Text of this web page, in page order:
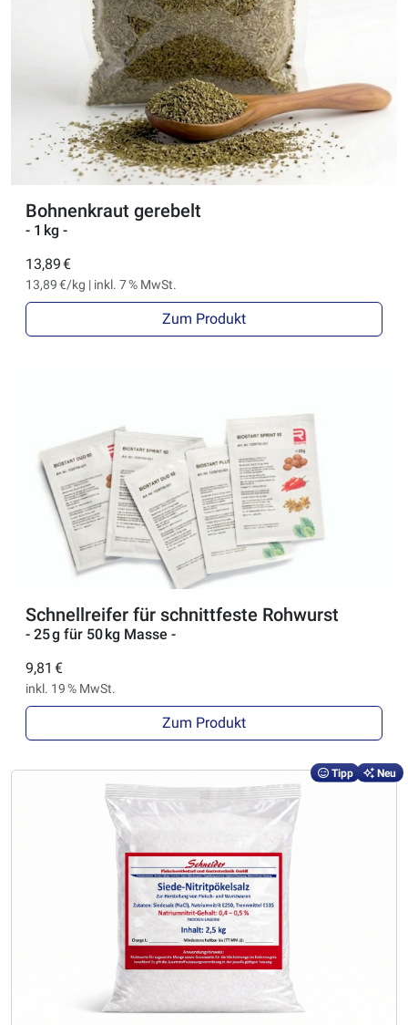
Bohnenkraut gerebelt
- 1 kg -
13,89 €
13,89 €/kg | inkl. 7 % MwSt.
Zum Produkt
Schnellreifer für schnittfeste Rohwurst
- 25 g für 50 kg Masse -
9,81 €
inkl. 19 % MwSt.
Zum Produkt
Tipp Neu